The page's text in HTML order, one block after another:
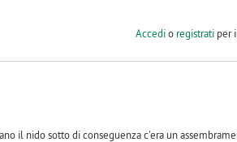
Accedio registratiper
il nido sotto di conseguenza c'era un